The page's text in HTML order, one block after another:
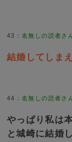
43 ：名無しの読者さ
結婚してしま
44 ：名無しの読者さ
やっぱり私は
と城崎に結婚